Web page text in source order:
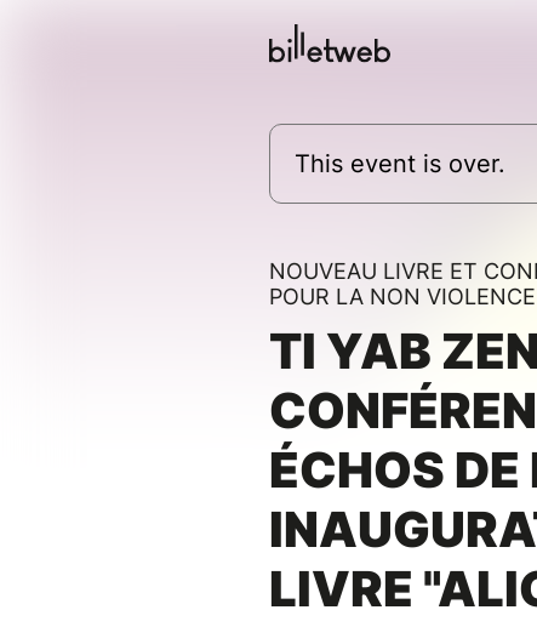
This event is over.
NOUVEAU LIVRE ET
POUR LA NON VIOLENCE
TI YAB
ÉCHOS
LIVRE